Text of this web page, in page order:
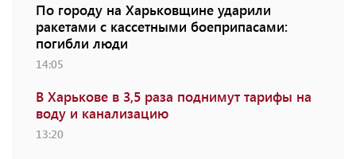
По городу на Харьковщине ударили
ракетами с кассетными боеприпасами:
погибли люди
14:05
В Харькове в 3,5 раза поднимут тарифы на
воду и канализацию
13:20